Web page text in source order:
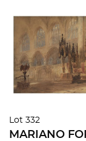
Lot 332
MARIANO